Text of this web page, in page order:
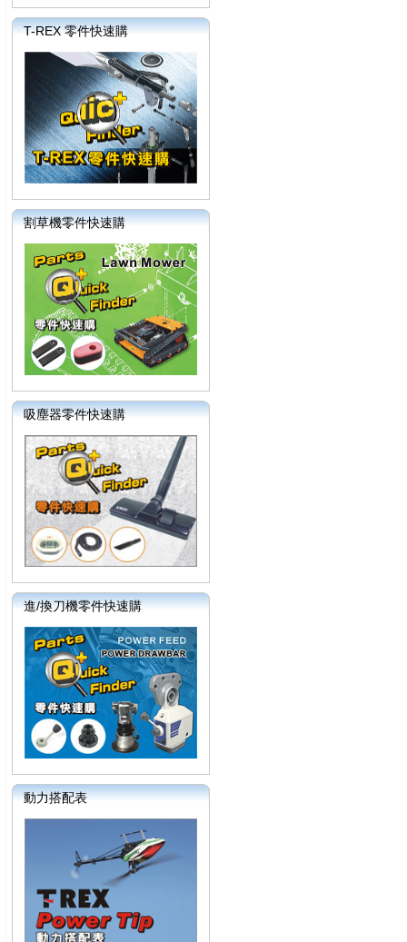
T-REX 零件快速購
割草機零件快速購
吸塵器零件快速購
進/換刀機零件快速購
動力搭配表